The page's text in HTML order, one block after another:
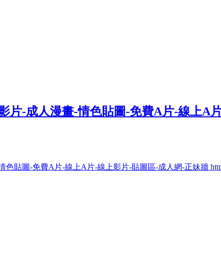
貼圖-免費A片-線上A片-線上影片-貼圖區-成人網-正妹牆